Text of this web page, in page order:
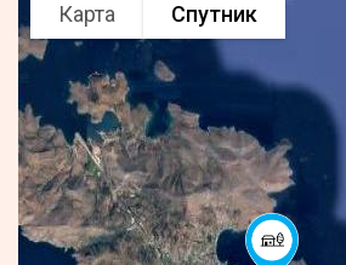
Карта Спутник